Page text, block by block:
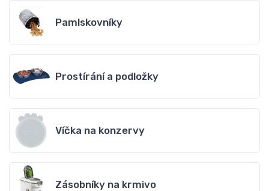
Pamlskovníky
Prostírání a podložky
Víčka na konzervy
Zásobníky na krmivo